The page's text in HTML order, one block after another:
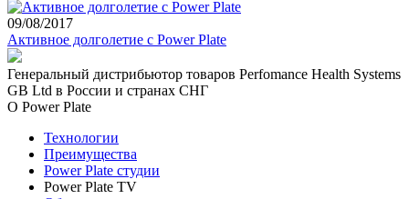
09/08/2017
Активное долголетие с Power Plate
Генеральный дистрибьютор товаров Perfomance Health Systems
GB Ltd в России и странах СНГ
О Power Plate
Технологии
Преимущества
Power Plate студии
Power Plate TV